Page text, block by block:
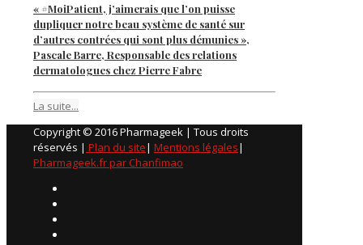
« #MoiPatient, j’aimerais que l’on puisse
dupliquer notre beau système de santé sur
d’autres contrées qui sont plus démunies »,
Pascale Barre, Responsable des relations
dermatologues chez Pierre Fabre
La suite...
Copyright © 2016 Pharmageek | Tous droits
réservés | Plan du site| Mentions légales|
Pharmageek.fr par Chanfimao